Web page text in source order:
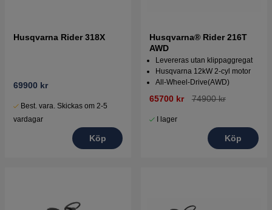
Husqvarna Rider 318X
69900 kr
Best. vara. Skickas om 2-5
vardagar
Köp
Husqvarna® Rider 216T
AWD
Levereras utan klippaggregat
Husqvarna 12kW 2-cyl motor
All-Wheel-Drive(AWD)
65700 kr 74900 kr
I lager
Köp